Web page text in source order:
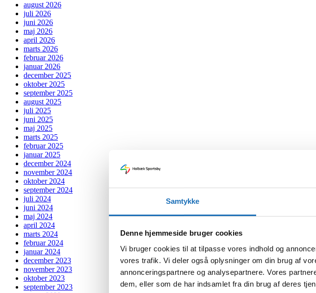
Samtykke
Denne hjemmeside bruger cookies
Vi bruger cookies til at tilpasse vores indhold og
vores trafik. Vi deler også oplysninger om din brug af
annonceringspartnere og analysepartnere. Vores
dem, eller som de har indsamlet fra din brug af deres
august 2026
juli 2026
juni 2026
maj 2026
april 2026
marts 2026
februar 2026
januar 2026
december 2025
oktober 2025
september 2025
august 2025
juli 2025
juni 2025
maj 2025
marts 2025
februar 2025
januar 2025
december 2024
november 2024
oktober 2024
september 2024
juli 2024
juni 2024
maj 2024
april 2024
marts 2024
februar 2024
januar 2024
december 2023
november 2023
oktober 2023
september 2023